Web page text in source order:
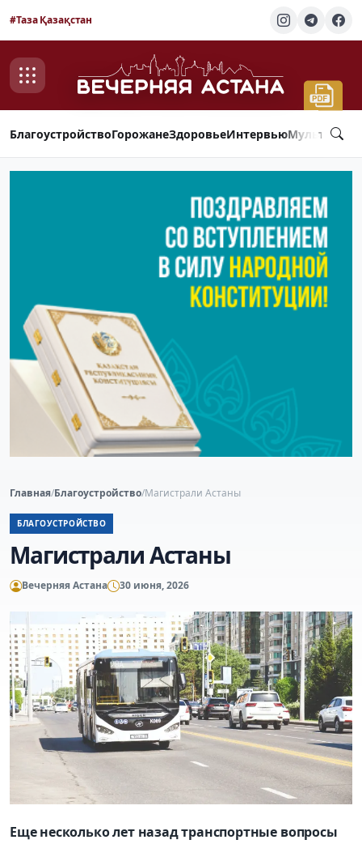
#Таза Қазақстан
БлагоустройствоГорожанеЗдоровьеИнтервью
Главная/Благоустройство/Магистрали Астаны
БЛАГОУСТРОЙСТВО
Магистрали Астаны
Вечерняя Астана 30 июня, 2026
Еще несколько лет назад транспортные вопросы